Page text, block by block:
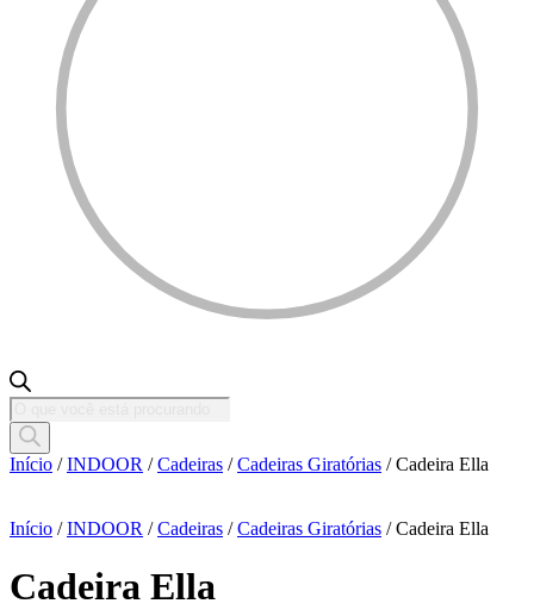
Pesquisar
produtos
Início /INDOOR /Cadeiras /Cadeiras Giratórias / Cadeira Ella
Início /INDOOR /Cadeiras /Cadeiras Giratórias / Cadeira Ella
Cadeira Ella